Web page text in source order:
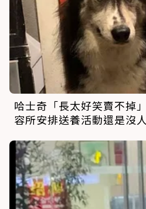
哈士奇「長太好笑賣不掉
容所安排送養活動還是沒